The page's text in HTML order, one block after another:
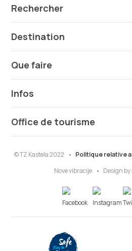
Rechercher
Destination
Que faire
Infos
Office de tourisme
© TZ Kastela 2022 Politique relative
Nove vibracije
Design by: